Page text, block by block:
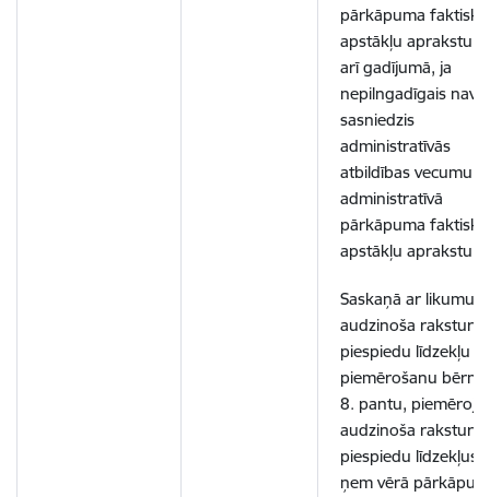
pārkāpuma faktisko
apstākļu aprakstu,
arī gadījumā, ja
nepilngadīgais nav
sasniedzis
administratīvās
atbildības vecumu –
administratīvā
pārkāpuma faktisko
apstākļu aprakstu.
Saskaņā ar likumu
audzinoša rakstura
piespiedu līdzekļu
piemērošanu
8. pantu, piemērojot
audzinoša rakstura
piespiedu līdzekļus,
ņem vērā